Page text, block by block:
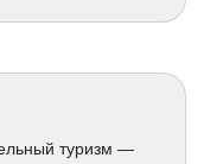
туризм —